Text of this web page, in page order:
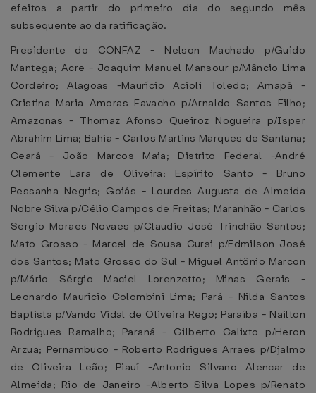
efeitos a partir do primeiro dia do segundo mês
subsequente ao da ratificação.
Presidente do CONFAZ - Nelson Machado p/Guido
Mantega; Acre - Joaquim Manuel Mansour p/Mâncio Lima
Cordeiro; Alagoas -Maurício Acioli Toledo; Amapá -
Cristina Maria Amoras Favacho p/Arnaldo Santos Filho;
Amazonas - Thomaz Afonso Queiroz Nogueira p/Isper
Abrahim Lima; Bahia - Carlos Martins Marques de Santana;
Ceará - João Marcos Maia; Distrito Federal -André
Clemente Lara de Oliveira; Espírito Santo - Bruno
Pessanha Negris; Goiás - Lourdes Augusta de Almeida
Nobre Silva p/Célio Campos de Freitas; Maranhão - Carlos
Sergio Moraes Novaes p/Claudio José Trinchão Santos;
Mato Grosso - Marcel de Sousa Cursi p/Edmilson José
dos Santos; Mato Grosso do Sul - Miguel Antônio Marcon
p/Mário Sérgio Maciel Lorenzetto; Minas Gerais -
Leonardo Maurício Colombini Lima; Pará - Nilda Santos
Baptista p/Vando Vidal de Oliveira Rego; Paraíba - Nailton
Rodrigues Ramalho; Paraná - Gilberto Calixto p/Heron
Arzua; Pernambuco - Roberto Rodrigues Arraes p/Djalmo
de Oliveira Leão; Piauí -Antonio Silvano Alencar de
Almeida; Rio de Janeiro -Alberto Silva Lopes p/Renato